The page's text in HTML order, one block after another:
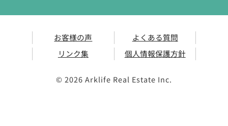
お客様の声
よくある質問
リンク集
個人情報保護方針
© 2026 Arklife Real Estate Inc.